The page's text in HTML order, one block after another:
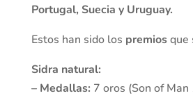
Portugal, Suecia y Uruguay.
Estos han sido los premiosque
Sidra natural:
– Medallas: 7 oros (Son of